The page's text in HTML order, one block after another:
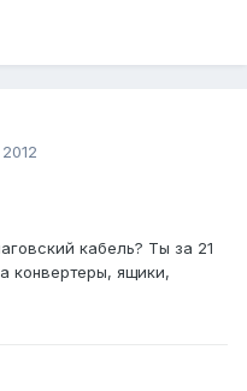
кабель? Ты за 21
конвертеры, ящики,